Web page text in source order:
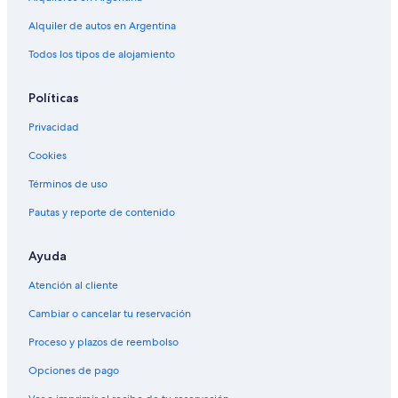
Alquiler de autos cerca de Parque Provincial Aconcagua
Alquiler de autos cerca de Centro de la ciudad de Mendoza
Alquiler de autos cerca de Dorrego
Alquiler de autos Económico en Mendoza
Alquiler de autos en Argentina
Todos los tipos de alojamiento
Políticas
Privacidad
Cookies
Términos de uso
Pautas y reporte de contenido
Ayuda
Atención al cliente
Cambiar o cancelar tu reservación
Proceso y plazos de reembolso
Opciones de pago